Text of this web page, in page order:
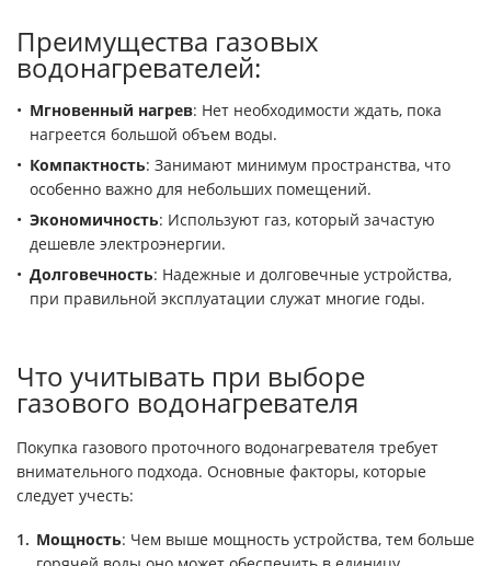
Преимущества газовых
водонагревателей:
Мгновенный нагрев: Нет необходимости ждать, пока
нагреется большой объем воды.
Компактность: Занимают минимум пространства, что
особенно важно для небольших помещений.
Экономичность: Используют газ, который зачастую
дешевле электроэнергии.
Долговечность: Надежные и долговечные устройства,
при правильной эксплуатации служат многие годы.
Что учитывать при выборе
газового водонагревателя
Покупка газового проточного водонагревателя требует
внимательного подхода. Основные факторы, которые
следует учесть:
Мощность: Чем выше мощность устройства, тем больше